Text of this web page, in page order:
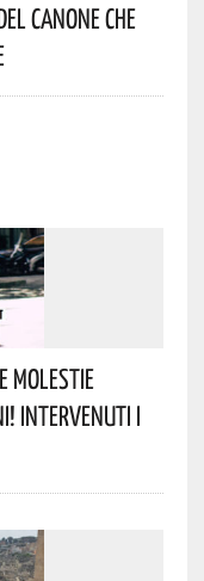
Canone Che
Molestie
Intervenuti I